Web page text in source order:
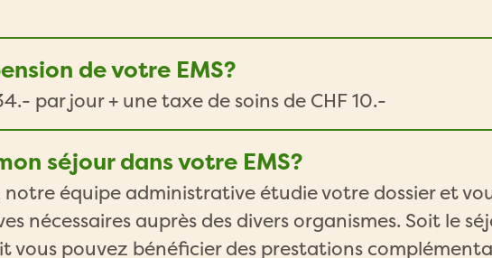
de votre EMS?
par jour + une taxe de soins de CHF 10.-
séjour dans votre EMS?
équipe administrative étudie votre dossier et
nécessaires auprès des divers organismes. Soit le
vous pouvez bénéficier des prestations